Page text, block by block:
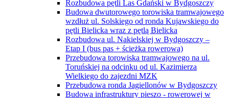
Rozbudowa pętli Las Gdański w Bydgoszczy
Budowa dwutorowego torowiska tramwajowego
wzdłuż ul. Solskiego od ronda Kujawskiego do
pętli Bielicka wraz z pętlą Bielicka
Rozbudowa ul. Nakielskiej w Bydgoszczy –
Etap I (bus pas + ścieżka rowerowa)
Przebudowa torowiska tramwajowego na ul.
Toruńskiej na odcinku od ul. Kazimierza
Wielkiego do zajezdni MZK
Przebudowa ronda Jagiellonów w Bydgoszczy
Budowa infrastruktury pieszo - rowerowej w